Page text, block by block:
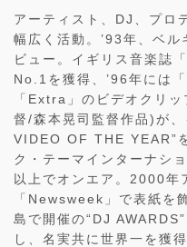
アーティスト、DJ、プロ
幅広く活動。’93年、ベ
ビュー。イギリス音楽誌
No.1を獲得、’96年には
「Extra」のビデオクリ
督/森本晃司監督作品)が
VIDEO OF THE YEAR”
ク・テーマインターナシ
以上でオンエア。2000年
「Newsweek」で表紙を
島で開催の“DJ
し、名実共に世界一を獲